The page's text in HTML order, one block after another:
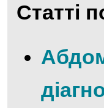
Статті